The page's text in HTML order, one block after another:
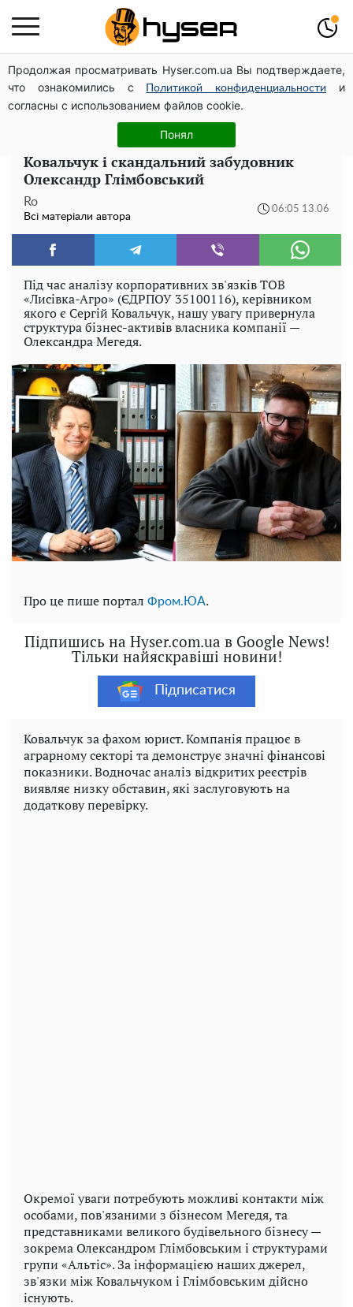
Продолжая просматривать Hyser.com.ua Вы подтверждаете,
что ознакомились с
Политикой конфиденциальности
и
согласны с использованием файлов cookie.
Понял
Повністю гола Анна Трінчер блиснула "принадами":
таких розмірів ви ще не бачили
Діяльністі ТОВ «Лисівка-Агро» та як
можуть бути пов'язані між собою Сергій
Ковальчук і скандальний забудовник
Олександр Глімбовський
Ro
Всі матеріали автора
06:05 13.06
Під час аналізу корпоративних зв'язків ТОВ
«Лисівка-Агро» (ЄДРПОУ 35100116), керівником
якого є Сергій Ковальчук, нашу увагу привернула
структура бізнес-активів власника компанії —
Олександра Мегедя.
Про це пише портал Фром.ЮА.
Підпишись на Hyser.com.ua в Google News!
Тільки найяскравіші новини!
Підписатися
Ковальчук за фахом юрист. Компанія працює в
аграрному секторі та демонструє значні фінансові
показники. Водночас аналіз відкритих реєстрів
виявляє низку обставин, які заслуговують на
додаткову перевірку.
Окремої уваги потребують можливі контакти між
особами, пов'язаними з бізнесом Мегедя, та
представниками великого будівельного бізнесу —
зокрема Олександром Глімбовським і структурами
групи «Альтіс». За інформацією наших джерел,
зв'язки між Ковальчуком і Глімбовським дійсно
існують.